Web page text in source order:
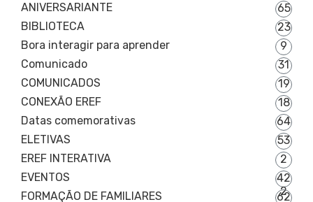
ANIVERSARIANTE
65
BIBLIOTECA
23
Bora interagir para aprender
9
Comunicado
31
COMUNICADOS
19
CONEXÃO EREF
18
Datas comemorativas
64
ELETIVAS
53
EREF INTERATIVA
2
EVENTOS
42
2
FORMAÇÃO DE FAMILIARES
62